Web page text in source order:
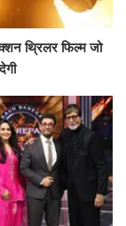
थ्रिलर फिल्म जो